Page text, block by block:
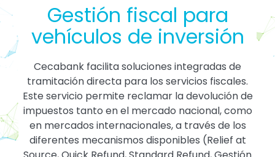
Gestión fiscal para
vehículos de inversión
Cecabank facilita soluciones integradas de
tramitación directa para los servicios fiscales.
Este servicio permite reclamar la devolución de
impuestos tanto en el mercado nacional, como
en mercados internacionales, a través de los
diferentes mecanismos disponibles (Relief at